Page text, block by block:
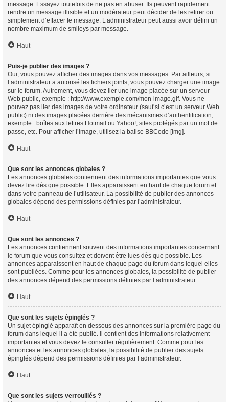
message. Essayez toutefois de ne pas en abuser. Ils peuvent rapidement
rendre un message illisible et un modérateur peut décider de les retirer ou
simplement d’effacer le message. L’administrateur peut aussi avoir défini un
nombre maximum de smileys par message.
Haut
Puis-je publier des images ?
Oui, vous pouvez afficher des images dans vos messages. Par ailleurs, si
l’administrateur a autorisé les fichiers joints, vous pouvez charger une image
sur le forum. Autrement, vous devez lier une image placée sur un serveur
Web public, exemple : http://www.exemple.com/mon-image.gif. Vous ne
pouvez pas lier des images de votre ordinateur (sauf si c’est un serveur Web
public) ni des images placées derrière des mécanismes d’authentification,
exemple : boîtes aux lettres Hotmail ou Yahoo!, sites protégés par un mot de
passe, etc. Pour afficher l’image, utilisez la balise BBCode [img].
Haut
Que sont les annonces globales ?
Les annonces globales contiennent des informations importantes que vous
devez lire dès que possible. Elles apparaissent en haut de chaque forum et
dans votre panneau de l’utilisateur. La possibilité de publier des annonces
globales dépend des permissions définies par l’administrateur.
Haut
Que sont les annonces ?
Les annonces contiennent souvent des informations importantes concernant
le forum que vous consultez et doivent être lues dès que possible. Les
annonces apparaissent en haut de chaque page du forum dans lequel elles
sont publiées. Comme pour les annonces globales, la possibilité de publier
des annonces dépend des permissions définies par l’administrateur.
Haut
Que sont les sujets épinglés ?
Un sujet épinglé apparaît en dessous des annonces sur la première page du
forum dans lequel il a été publié. il contient des informations relativement
importantes et vous devez le consulter régulièrement. Comme pour les
annonces et les annonces globales, la possibilité de publier des sujets
épinglés dépend des permissions définies par l’administrateur.
Haut
Que sont les sujets verrouillés ?